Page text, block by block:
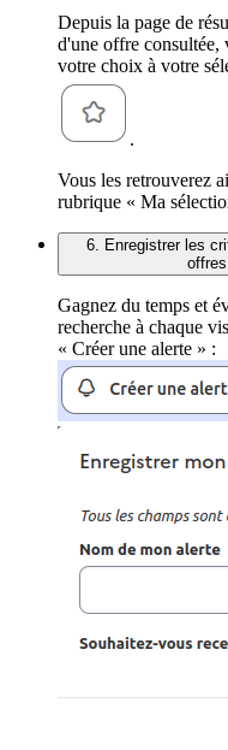
Depuis la page de
d'une offre consultée,
votre choix à votre
.
Vous les retrouverez
rubrique « Ma
6. Enregistrer les
Gagnez du temps et
recherche à chaque
« Créer une alerte » :